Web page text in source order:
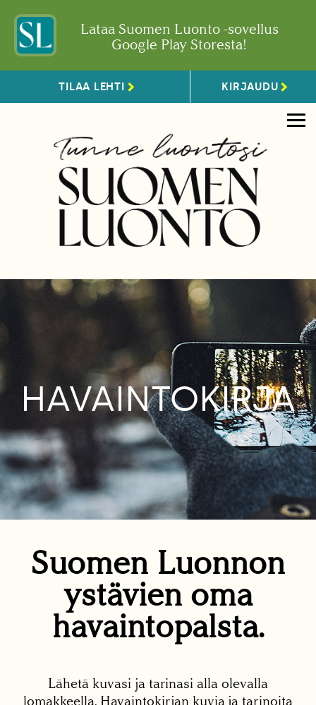
Lataa Suomen Luonto -sovellus
Google Play Storesta!
TILAA LEHTI KIRJAUDU
HAVAINTOKIRJA
Suomen Luonnon
ystävien oma
havaintopalsta.
Lähetä kuvasi ja tarinasi alla olevalla
lomakkeella. Havaintokirjan kuvia ja tarinoita